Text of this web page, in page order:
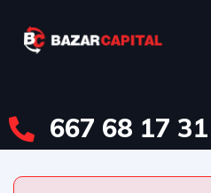
667 68 17 31